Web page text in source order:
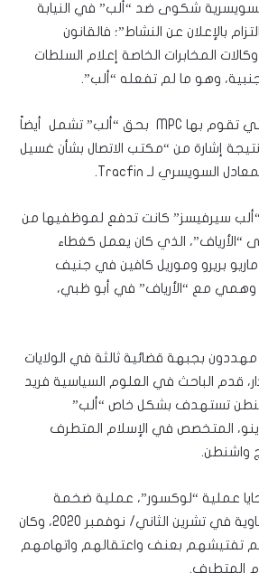
شكوى ضد “ألب” في النيابة
بالإعلان عن النشاط”؛ فالقانون
المخابرات الخاصة إعلام السلطات
وهو ما لم تفعله “ألب”.
والملاحقات المباشرة التي تقوم بها MPC بحق “ألب” تشمل أيضاً
إشارة من “مكتب الاتصال بشأن غسيل
سيرفيسز” كانت تدفع لموظفيها من
“الأرياف”، الذي كان يعمل كغطاء
ماريو بريرو وموريل كافين في جنيف
مع “الأرياف” في أبو ظبي،
بجبهة قضائية ثالثة في الولايات
قدم الباحث في العلوم السياسية فريد
تستهدف بشكل خاص “ألب”
المتخصص في الإسلام المتطرف
واشنطن.
عملية “لوكسور”، عملية ضخمة
نفذتها الحكومة النمساوية في تشرين الثاني/ نوفمبر 2020، وكان
تم تفتيشهم بعنف واعتقالهم واتهامهم
المتطرف.